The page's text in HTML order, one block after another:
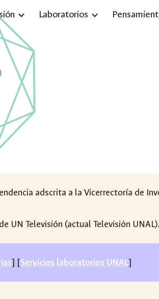
Laboratorios
adscrita a la Vicerrectoría de
UN Televisión (actual Televisión UNAL).
] [Servicios laboratorios UNAL]